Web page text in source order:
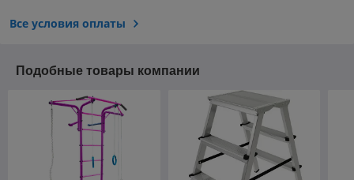
Все условия оплаты
Подобные товары компании